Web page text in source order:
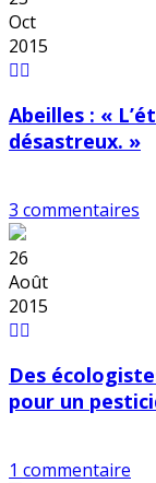
Oct
2015
Abeilles : «
désastreux. »
3 commentaires
26
Août
2015
Des
pour un
1 commentaire